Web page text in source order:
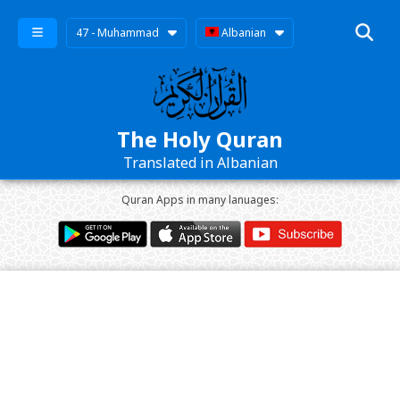
47 - Muhammad Albanian
The Holy Quran
Translated in Albanian
Quran Apps in many lanuages: